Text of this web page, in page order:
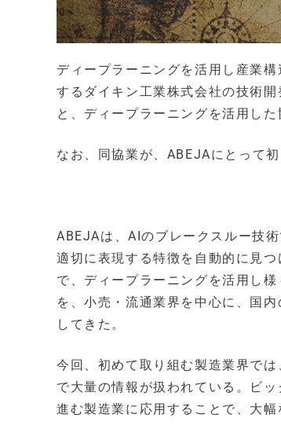
ディープラーニングを活用し産業
するダイキン工業株式会社の技術
と、ディープラーニングを活用した
なお、同協業が、ABEJAにとって
ABEJAは、AIのブレークスルー技
適切に表現する特徴を自動的に見
で、ディープラーニングを活用し
を、小売・流通業界を中心に、国
してきた。
今回、初めて取り組む製造業界で
で大量の情報が扱われている。ビ
進む製造業に応用することで、大